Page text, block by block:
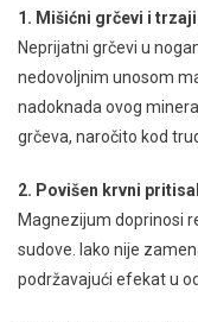
1. Mišićni grčevi i trzaji
Neprijatni grčevi u
nedovoljnim unosom
nadoknada ovog
grčeva, naročito kod
2. Povišen krvni
Magnezijum doprinosi
sudove. Iako nije
podržavajući efekat u